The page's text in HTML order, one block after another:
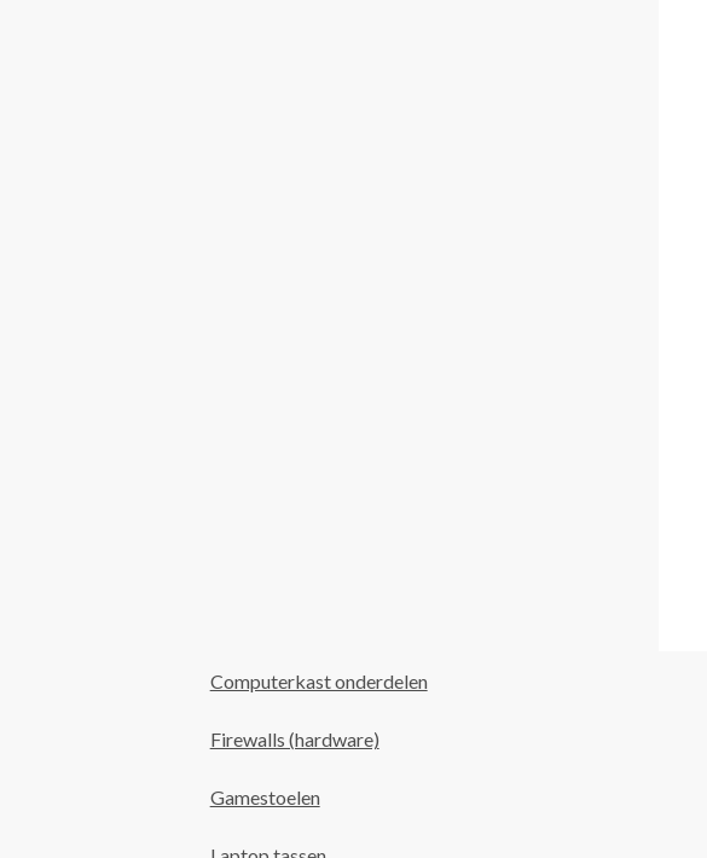
Computerkast onderdelen
Firewalls (hardware)
Gamestoelen